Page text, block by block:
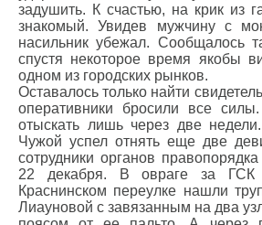
задушить. К счастью, на крик из
знакомый. Увидев мужчину с
насильник убежал. Сообщалось
спустя некоторое время якобы
одном из городских рынков.
Оставалось только найти
оперативники бросили все
отыскать лишь через две
Чужой успел отнять еще две
сотрудники органов
22 декабря. В овраге за
Краснинском переулке нашли
Лиауновой с завязанным на два